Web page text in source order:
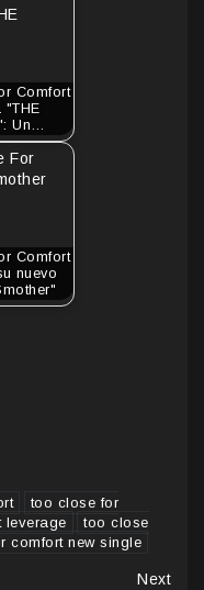
Comfort
"THE
Un…
Comfort
nuevo
too close for
leverage
too close
comfort new single
Next